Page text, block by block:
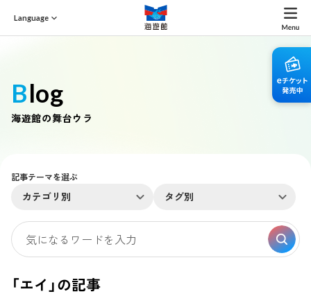
Language
Blog
海遊館の舞台ウラ
記事テーマを選ぶ
カテゴリ別 タグ別
「エイ」の記事